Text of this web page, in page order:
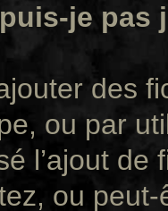
je pas
des
ou par
l’ajout
ou